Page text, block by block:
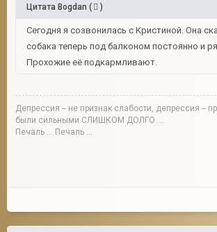
Цитата Bogdan ( )
Сегодня я созвонилась с Кристиной. Она
собака теперь под балконом постоянно и
Прохожие её подкармливают.
Депрессия -- не признак слабости, депрессия --
были сильными СЛИШКОМ ДОЛГО ...
Печаль ... Печаль ...